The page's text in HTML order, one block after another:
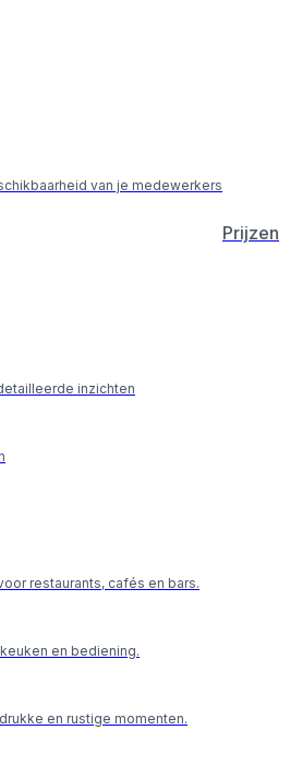
van je medewerkers
inzichten
Prijzen
restaurants, cafés en bars.
en bediening.
en rustige momenten.